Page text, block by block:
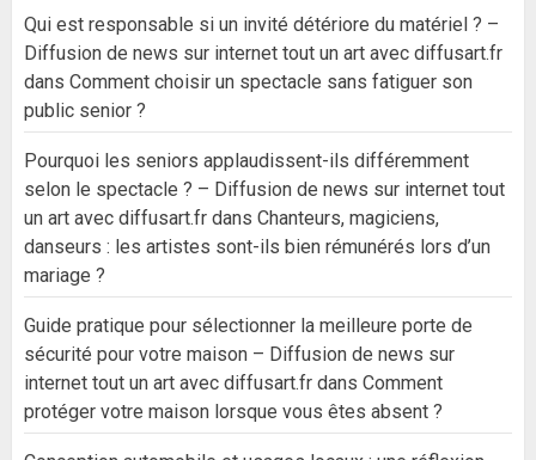
Qui est responsable si un invité détériore du matériel ? –
Diffusion de news sur internet tout un art avec diffusart.fr
dans Comment choisir un spectacle sans fatiguer son
public senior ?
Pourquoi les seniors applaudissent-ils différemment
selon le spectacle ? – Diffusion de news sur internet tout
un art avec diffusart.fr dans Chanteurs, magiciens,
danseurs : les artistes sont-ils bien rémunérés lors d’un
mariage ?
Guide pratique pour sélectionner la meilleure porte de
sécurité pour votre maison – Diffusion de news sur
internet tout un art avec diffusart.fr dans Comment
protéger votre maison lorsque vous êtes absent ?